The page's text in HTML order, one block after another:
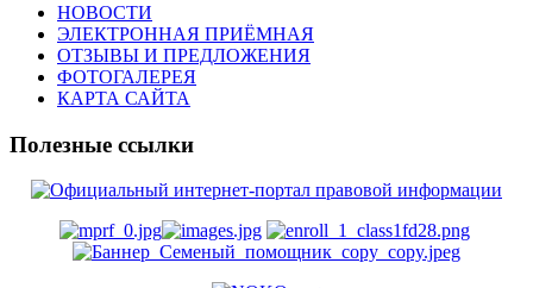
НОВОСТИ
ЭЛЕКТРОННАЯ ПРИЁМНАЯ
ОТЗЫВЫ И ПРЕДЛОЖЕНИЯ
ФОТОГАЛЕРЕЯ
КАРТА САЙТА
Полезные ссылки